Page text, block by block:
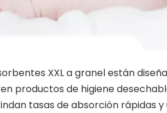
XXL a granel están
productos de higiene
tasas de absorción